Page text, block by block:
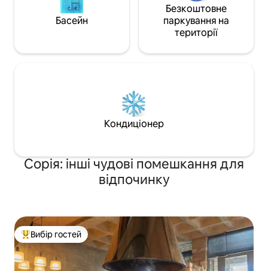
Басейн
Безкоштовне
паркування на
території
Кондиціонер
Сорія: інші чудові помешкання для
відпочинку
Топ вибір гостей
Вибір гостей